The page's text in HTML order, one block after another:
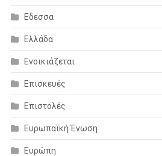
Εδεσσα
Ελλάδα
Ενοικιάζεται
Επισκευές
Επιστολές
Ευρωπαϊκή Ένωση
Ευρώπη